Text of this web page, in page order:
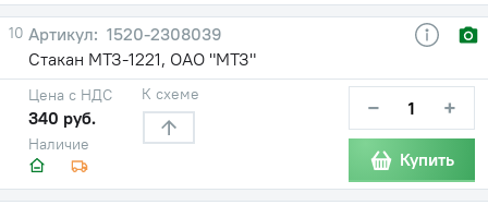
10
1520-2308039
Стакан МТЗ-1221, ОАО "МТЗ"
Наличие
Цена с НДС
340 руб.
К схеме − +
Купить